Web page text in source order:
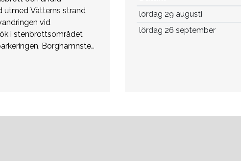
utmed Vätterns strand
vid
i stenbrottsområdet
Borghamnsten
lördag 29 augusti
lördag 26 september